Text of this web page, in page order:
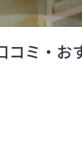
コミ・お